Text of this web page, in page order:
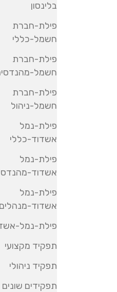
בלינסון
פילת-חברת
חשמל-כללי
פילת-חברת
חשמל-
פילת-חברת
חשמל-ניהול
פילת-נמל
אשדוד-כללי
פילת-נמל
אשדוד-
פילת-נמל
אשדוד-מנהלים
פילת-נמל-
תפקיד מקצועי
תפקיד ניהולי
תפקידים שונים